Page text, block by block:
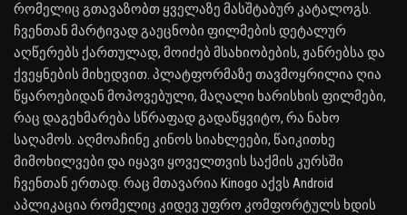
რომელიც გთავაზობთ ყველაზე მასშტაბურ კატალოგს.
ჩვენთან მარტივად გაეცნობი ფილმების დეტალურ
აღწერებს ქართულად, მოიძებ მსახიობების, ჟანრებსა და
ქვეყნების მიხედვით. პლატფორმაზე თავმოყრილია ღია
წყაროებიდან მოპოვებული, მაღალი ხარისხის ფილმები,
რაც დაგეხმარება სწრაფად გადაწყვიტო, რა ნახო
საღამოს. აღმოაჩინე კინოს სიახლეები, წაიკითხე
მიმოხილვები და იყავი ყოველთვის საქმის კურსში
ჩვენთან ერთად. რაც მთავარია Kinogo აქვს Android
აპლიკაცია რომელიც კიდევ უფრო კომფორტულს ხდის